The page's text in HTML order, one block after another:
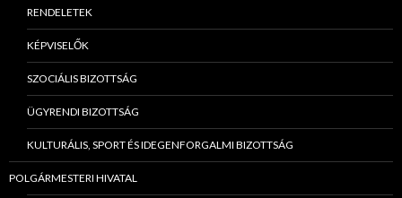
RENDELETEK
KÉPVISELŐK
SZOCIÁLIS BIZOTTSÁG
ÜGYRENDI BIZOTTSÁG
KULTURÁLIS, SPORT ÉS IDEGENFORGALMI BIZOTTSÁG
POLGÁRMESTERI HIVATAL